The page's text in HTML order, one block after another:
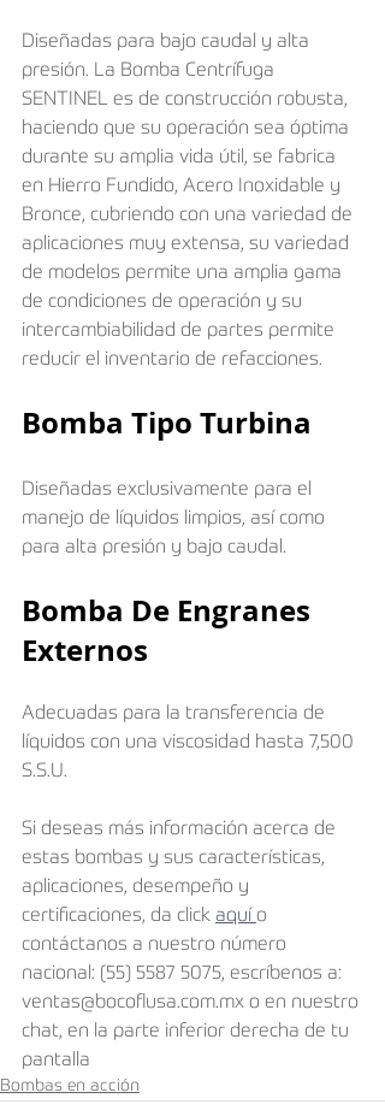
Diseñadas para bajo caudal y alta
presión. La Bomba Centrífuga
SENTINEL es de construcción robusta,
haciendo que su operación sea óptima
durante su amplia vida útil, se fabrica
en Hierro Fundido, Acero Inoxidable y
Bronce, cubriendo con una variedad de
aplicaciones muy extensa, su variedad
de modelos permite una amplia gama
de condiciones de operación y su
intercambiabilidad de partes permite
reducir el inventario de refacciones.
Bomba Tipo Turbina​
Diseñadas exclusivamente para el
manejo de líquidos limpios, así como
para alta presión y bajo caudal.
Bomba De Engranes
Externos​
Adecuadas para la transferencia de
líquidos con una viscosidad hasta 7,500
S.S.U.
Si deseas más información acerca de
estas bombas y sus características,
aplicaciones, desempeño y
certificaciones, da click aquí o
contáctanos a nuestro número
nacional: (55) 5587 5075, escríbenos a:
ventas@bocoflusa.com.mx o en nuestro
chat, en la parte inferior derecha de tu
pantalla
Bombas en acción